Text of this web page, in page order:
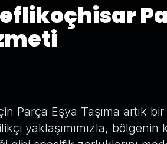
Parça Eşya Taşıma artık
yaklaşımımızla, bölgenin